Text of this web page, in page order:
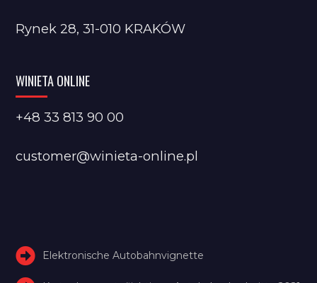
Rynek 28, 31-010 KRAKÓW
WINIETA ONLINE
+48 33 813 90 00
customer@winieta-online.pl
Elektronische Autobahnvignette